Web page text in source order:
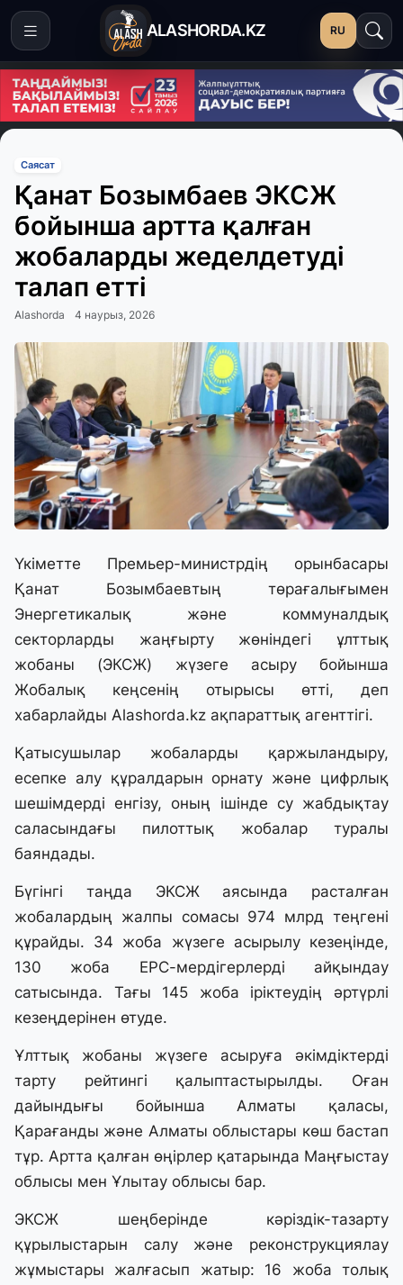
ALASHORDA.KZ RU
Саясат
Қанат Бозымбаев ЭКСЖ
бойынша артта қалған
жобаларды жеделдетуді
талап етті
Alashorda 4 наурыз, 2026
Үкіметте Премьер-министрдің орынбасары
Қанат Бозымбаевтың төрағалығымен
Энергетикалық және коммуналдық
секторларды жаңғырту жөніндегі ұлттық
жобаны (ЭКСЖ) жүзеге асыру бойынша
Жобалық кеңсенің отырысы өтті, деп
хабарлайды Alashorda.kz ақпараттық агенттігі.
Қатысушылар жобаларды қаржыландыру,
есепке алу құралдарын орнату және цифрлық
шешімдерді енгізу, оның ішінде су жабдықтау
саласындағы пилоттық жобалар туралы
баяндады.
Бүгінгі таңда ЭКСЖ аясында расталған
жобалардың жалпы сомасы 974 млрд теңгені
құрайды. 34 жоба жүзеге асырылу кезеңінде,
130 жоба EPC-мердігерлерді айқындау
сатысында. Тағы 145 жоба іріктеудің әртүрлі
кезеңдерінен өтуде.
Ұлттық жобаны жүзеге асыруға әкімдіктерді
тарту рейтингі қалыптастырылды. Оған
дайындығы бойынша Алматы қаласы,
Қарағанды және Алматы облыстары көш бастап
тұр. Артта қалған өңірлер қатарында Маңғыстау
облысы мен Ұлытау облысы бар.
ЭКСЖ шеңберінде кәріздік-тазарту
құрылыстарын салу және реконструкциялау
жұмыстары жалғасып жатыр: 16 жоба толық